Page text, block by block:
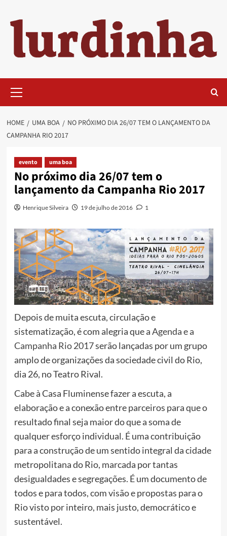
content
Menu
HOME UMA BOA
NO PRÓXIMO DIA 26/07 TEM O LANÇAMENTO DA
CAMPANHA RIO 2017
evento uma boa
No próximo dia 26/07 tem o
lançamento da Campanha Rio 2017
Henrique Silveira 19 de julho de 2016 1
Depois de muita escuta, circulação e
sistematização, é com alegria que aAgenda e a
Campanha Rio 2017serão lançadas por um grupo
amplo de organizações da sociedade civil do Rio,
dia 26, no Teatro Rival.
Cabe à Casa Fluminense fazer a escuta, a
elaboração e a conexão entre parceiros para que o
resultado final seja maior do que a soma de
qualquer esforço individual. É uma contribuição
para a construção de um sentido integral da cidade
metropolitana do Rio, marcada por tantas
desigualdades e segregações. É um documento de
todos e para todos, com visão e propostas para o
Rio visto por inteiro, mais justo, democrático e
sustentável.